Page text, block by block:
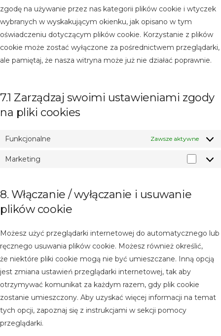
zgodę na używanie przez nas kategorii plików cookie i wtyczek
wybranych w wyskakującym okienku, jak opisano w tym
oświadczeniu dotyczącym plików cookie. Korzystanie z plików
cookie może zostać wyłączone za pośrednictwem przeglądarki,
ale pamiętaj, że nasza witryna może już nie działać poprawnie.
7.1 Zarządzaj swoimi ustawieniami zgody
na pliki cookies
Funkcjonalne Zawsze aktywne
Marketing
8. Włączanie / wyłączanie i usuwanie
plików cookie
Możesz użyć przeglądarki internetowej do automatycznego lub
ręcznego usuwania plików cookie. Możesz również określić,
że niektóre pliki cookie mogą nie być umieszczane. Inną opcją
jest zmiana ustawień przeglądarki internetowej, tak aby
otrzymywać komunikat za każdym razem, gdy plik cookie
zostanie umieszczony. Aby uzyskać więcej informacji na temat
tych opcji, zapoznaj się z instrukcjami w sekcji pomocy
przeglądarki.